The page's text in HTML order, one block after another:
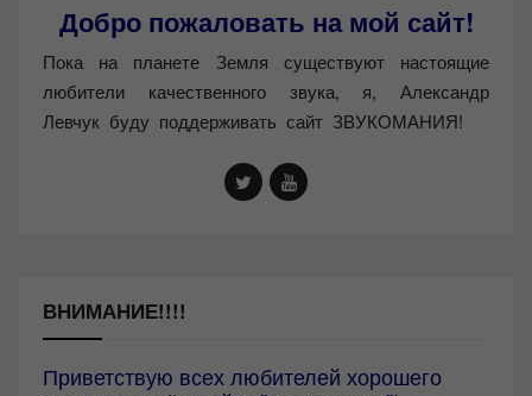
Добро пожаловать на мой сайт!
Пока на планете Земля существуют настоящие
любители качественного звука, я, Александр
Левчук буду поддерживать сайт ЗВУКОМАНИЯ!
ВНИМАНИЕ!!!!
Приветствую всех любителей хорошего